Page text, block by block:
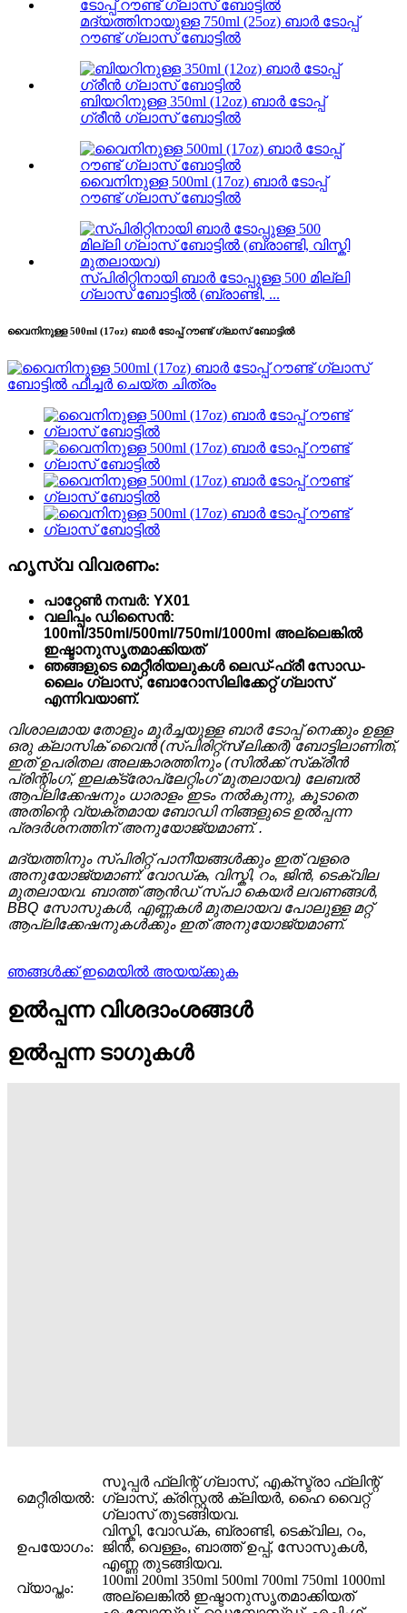
മദ്യത്തിനായുള്ള 750ml (25oz) ബാർ ടോപ്പ്
റൗണ്ട് ഗ്ലാസ് ബോട്ടിൽ
ബിയറിനുള്ള 350ml (12oz) ബാർ ടോപ്പ്
ഗ്രീൻ ഗ്ലാസ് ബോട്ടിൽ
വൈനിനുള്ള 500ml (17oz) ബാർ ടോപ്പ്
റൗണ്ട് ഗ്ലാസ് ബോട്ടിൽ
സ്പിരിറ്റിനായി ബാർ ടോപ്പുള്ള 500 മില്ലി
ഗ്ലാസ് ബോട്ടിൽ (ബ്രാണ്ടി, ...
വൈനിനുള്ള 500ml (17oz) ബാർ ടോപ്പ് റൗണ്ട് ഗ്ലാസ് ബോട്ടിൽ
ഹൃസ്വ വിവരണം:
പാറ്റേൺ നമ്പർ: YX01
വലിപ്പം ഡിസൈൻ:
100ml/350ml/500ml/750ml/1000ml അല്ലെങ്കിൽ
ഇഷ്ടാനുസൃതമാക്കിയത്
ഞങ്ങളുടെ മെറ്റീരിയലുകൾ ലെഡ്-ഫ്രീ സോഡ-
ലൈം ഗ്ലാസ്, ബോറോസിലിക്കേറ്റ് ഗ്ലാസ്
എന്നിവയാണ്.
വിശാലമായ തോളും മൂർച്ചയുള്ള ബാർ ടോപ്പ് നെക്കും ഉള്ള
ഒരു ക്ലാസിക് വൈൻ (സ്പിരിറ്റ്സ്/ലിക്കർ) ബോട്ടിലാണിത്,
ഇത് ഉപരിതല അലങ്കാരത്തിനും (സിൽക്ക് സ്‌ക്രീൻ
പ്രിന്റിംഗ്, ഇലക്‌ട്രോപ്ലേറ്റിംഗ് മുതലായവ) ലേബൽ
ആപ്ലിക്കേഷനും ധാരാളം ഇടം നൽകുന്നു, കൂടാതെ
അതിന്റെ വ്യക്തമായ ബോഡി നിങ്ങളുടെ ഉൽപ്പന്ന
പ്രദർശനത്തിന് അനുയോജ്യമാണ്. .
മദ്യത്തിനും സ്പിരിറ്റ് പാനീയങ്ങൾക്കും ഇത് വളരെ
അനുയോജ്യമാണ്: വോഡ്ക, വിസ്കി, റം, ജിൻ, ടെക്വില
മുതലായവ. ബാത്ത് ആൻഡ് സ്പാ കെയർ ലവണങ്ങൾ,
BBQ സോസുകൾ, എണ്ണകൾ മുതലായവ പോലുള്ള മറ്റ്
ആപ്ലിക്കേഷനുകൾക്കും ഇത് അനുയോജ്യമാണ്.
ഞങ്ങൾക്ക് ഇമെയിൽ അയയ്ക്കുക
ഉൽപ്പന്ന വിശദാംശങ്ങൾ
ഉൽപ്പന്ന ടാഗുകൾ
മെറ്റീരിയൽ:
സൂപ്പർ ഫ്ലിന്റ് ഗ്ലാസ്, എക്സ്ട്രാ ഫ്ലിന്റ്
ഗ്ലാസ്, ക്രിസ്റ്റൽ ക്ലിയർ, ഹൈ വൈറ്റ്
ഗ്ലാസ് തുടങ്ങിയവ.
ഉപയോഗം:
വിസ്കി, വോഡ്ക, ബ്രാണ്ടി, ടെക്വില, റം,
ജിൻ, വെള്ളം, ബാത്ത് ഉപ്പ്, സോസുകൾ,
എണ്ണ തുടങ്ങിയവ.
വ്യാപ്തം:
100ml 200ml 350ml 500ml 700ml 750ml 1000ml
അല്ലെങ്കിൽ ഇഷ്ടാനുസൃതമാക്കിയത്